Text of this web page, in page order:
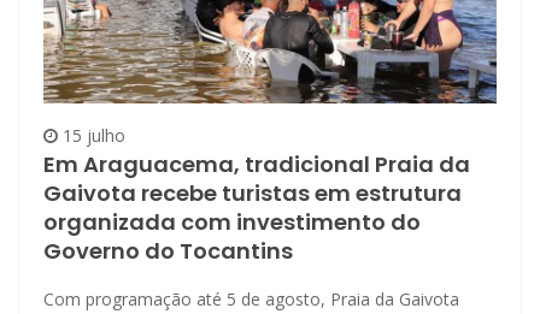
15 julho
Em Araguacema, tradicional Praia da
Gaivota recebe turistas em estrutura
organizada com investimento do
Governo do Tocantins
Com programação até 5 de agosto, Praia da Gaivota